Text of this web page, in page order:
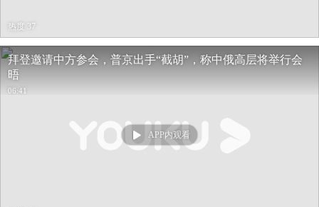
热度 37
拜登邀请中方参会，普京出手“截胡”，称中俄高层将举行会
晤
06:41
APP内观看